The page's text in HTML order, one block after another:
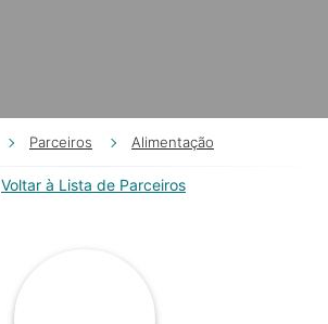
Parceiros Alimentação
Voltar à Lista de Parceiros